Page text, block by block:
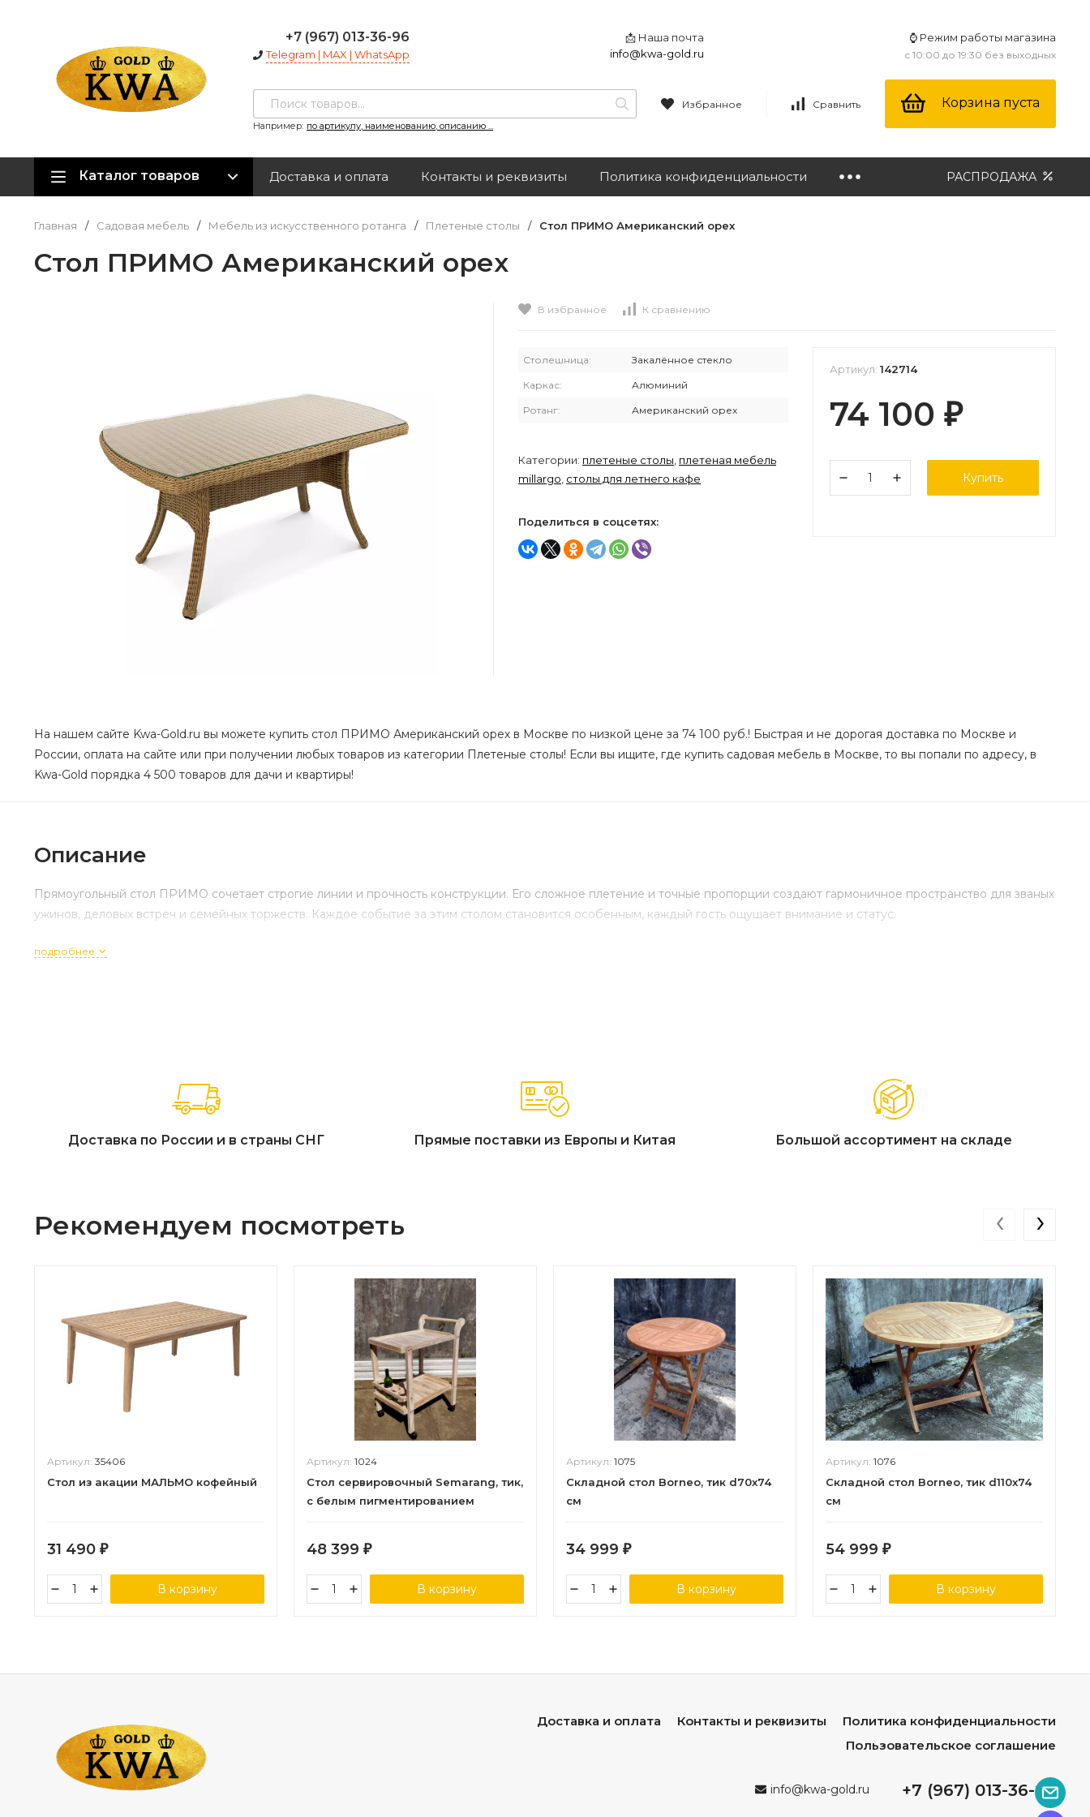
+7 (967) 013-36-96
Telegram | MAX | WhatsApp
📩 Наша почта
info@kwa-gold.ru
⌚ Режим работы магазина
с 10:00 до 19:30 без выходных
Например: по артикулу, наименованию, описанию ...
Избранное Сравнить Корзина пуста
Каталог товаров Доставка и оплата Контакты и реквизиты Политика конфиденциальности РАСПРОДАЖА
Главная / Садовая мебель / Мебель из искусственного ротанга / Плетеные столы / Стол ПРИМО Американский орех
Стол ПРИМО Американский орех
В избранное К сравнению
Столешница: Закалённое стекло
Каркас: Алюминий
Ротанг: Американский орех
Категории: плетеные столы плетеная мебель
millargo столы для летнего кафе
Поделиться в соцсетях:
Артикул: 142714
74 100 ₽
Купить
На нашем сайте Kwa-Gold.ru вы можете купить стол ПРИМО Американский орех в Москве по низкой цене за 74 100 руб.! Быстрая и не дорогая доставка по Москве и
России, оплата на сайте или при получении любых товаров из категории Плетеные столы! Если вы ищите, где купить садовая мебель в Москве, то вы попали по адресу, в
Kwa-Gold порядка 4 500 товаров для дачи и квартиры!
Описание
Прямоугольный стол ПРИМО сочетает строгие линии и прочность конструкции. Его сложное плетение и точные пропорции создают гармоничное пространство для званых
ужинов, деловых встреч и семейных торжеств. Каждое событие за этим столом становится особенным, каждый гость ощущает внимание и статус.
подробнее
Доставка по России и в страны СНГ Прямые поставки из Европы и Китая Большой ассортимент на складе
Рекомендуем посмотреть
Артикул: 35406
Стол из акации МАЛЬМО кофейный
31 490 ₽
В корзину
Артикул: 1024
Стол сервировочный Semarang, тик,
с белым пигментированием
48 399 ₽
В корзину
Артикул: 1075
Складной стол Borneo, тик d70x74
см
34 999 ₽
В корзину
Артикул: 1076
Складной стол Borneo, тик d110x74
см
54 999 ₽
В корзину
‹ ›
Доставка и оплата Контакты и реквизиты
Политика конфиденциальности
Пользовательское соглашение
info@kwa-gold.ru +7 (967) 013-36-96